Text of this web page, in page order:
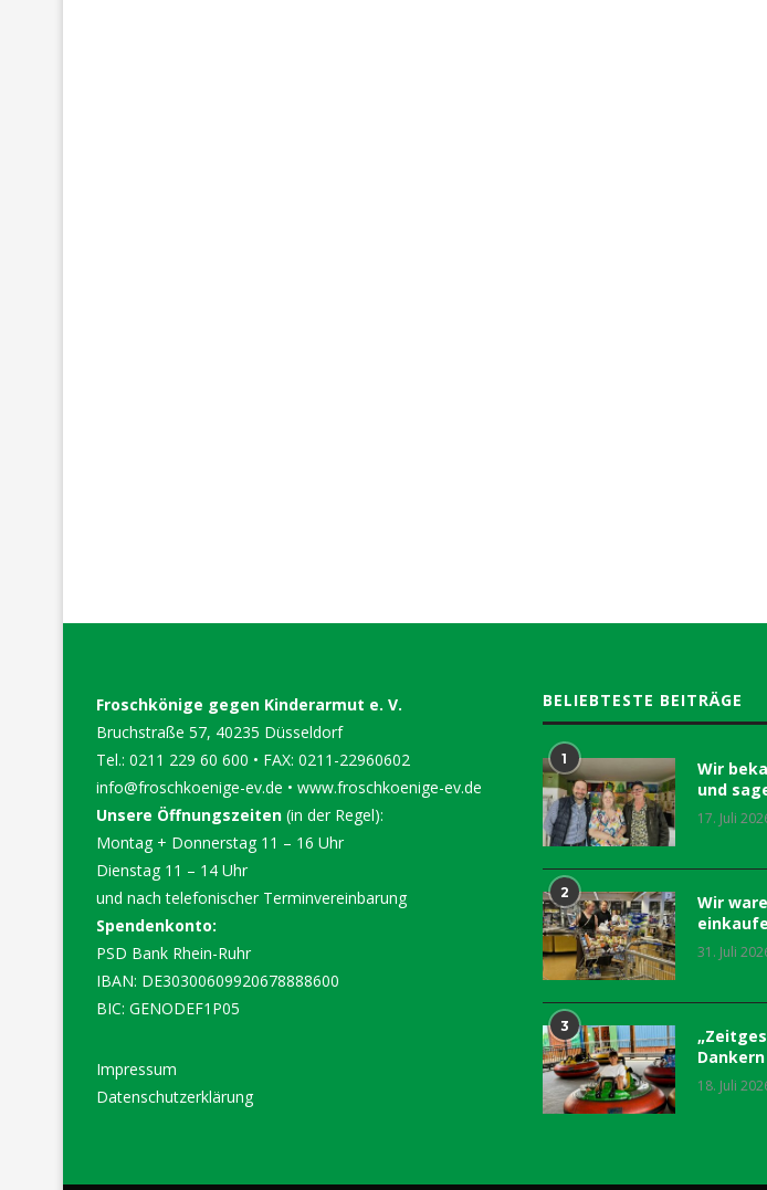
Froschkönige gegen Kinderarmut e. V.
Bruchstraße 57, 40235 Düsseldorf
Tel.: 0211 229 60 600 • FAX: 0211-22960602
info@froschkoenige-ev.de • www.froschkoenige-ev.de
Unsere Öffnungszeiten (in der Regel):
Montag + Donnerstag 11 – 16 Uhr
Dienstag 11 – 14 Uhr
und nach telefonischer Terminvereinbarung
Spendenkonto:
PSD Bank Rhein-Ruhr
IBAN: DE30300609920678888600
BIC: GENODEF1P05
Impressum
Datenschutzerklärung
BELIEBTESTE BEITRÄGE
1
Wir
und
17. Juli
2
Wir
31. Juli
3
18. Juli